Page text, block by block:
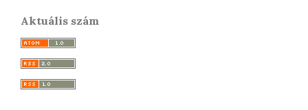
Aktuális szám